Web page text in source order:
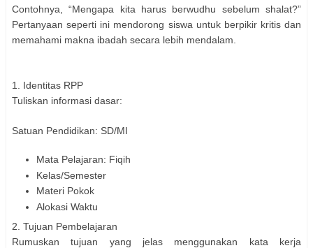
Contohnya, “Mengapa kita harus berwudhu sebelum shalat?”
Pertanyaan seperti ini mendorong siswa untuk berpikir kritis dan
memahami makna ibadah secara lebih mendalam.
1. Identitas RPP
Tuliskan informasi dasar:
Satuan Pendidikan: SD/MI
Mata Pelajaran: Fiqih
Kelas/Semester
Materi Pokok
Alokasi Waktu
2. Tujuan Pembelajaran
Rumuskan tujuan yang jelas menggunakan kata kerja